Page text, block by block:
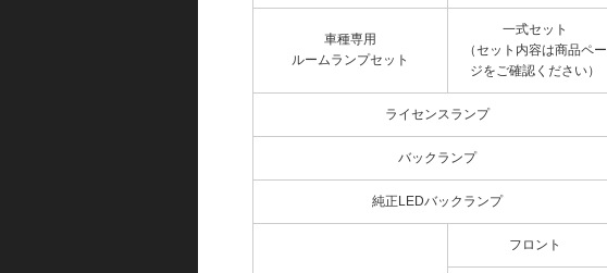
車種専用
ルームランプセット
一式セット
（セット内容は商品ペー
ジをご確認ください）
ライセンスランプ
バックランプ
純正LEDバックランプ
フロント